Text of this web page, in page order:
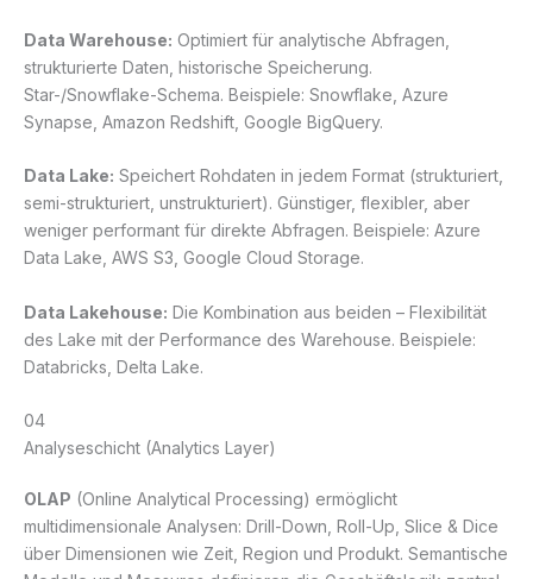
Data Warehouse: Optimiert für analytische Abfragen,
strukturierte Daten, historische Speicherung.
Star-/Snowflake-Schema. Beispiele: Snowflake, Azure
Synapse, Amazon Redshift, Google BigQuery.
Data Lake: Speichert Rohdaten in jedem Format (strukturiert,
semi-strukturiert, unstrukturiert). Günstiger, flexibler, aber
weniger performant für direkte Abfragen. Beispiele: Azure
Data Lake, AWS S3, Google Cloud Storage.
Data Lakehouse: Die Kombination aus beiden – Flexibilität
des Lake mit der Performance des Warehouse. Beispiele:
Databricks, Delta Lake.
04
Analyseschicht (Analytics Layer)
OLAP (Online Analytical Processing) ermöglicht
multidimensionale Analysen: Drill-Down, Roll-Up, Slice & Dice
über Dimensionen wie Zeit, Region und Produkt. Semantische